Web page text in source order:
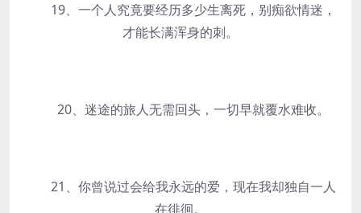
19、一个人究竟要经历多少生离死，别痴欲情迷，
才能长满浑身的刺。
20、迷途的旅人无需回头，一切早就覆水难收。
21、你曾说过会给我永远的爱，现在我却独自一人
在徘徊。